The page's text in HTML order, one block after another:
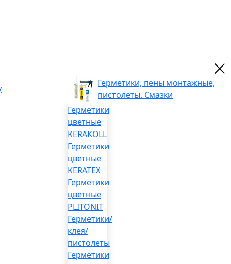
Герметики, пены монтажные,
пистолеты. Смазки
Герметики
цветные
KERAKOLL
Герметики
цветные
KERATEX
Герметики
цветные
PLITONIT
Герметики/
клея/
пистолеты
Герметики